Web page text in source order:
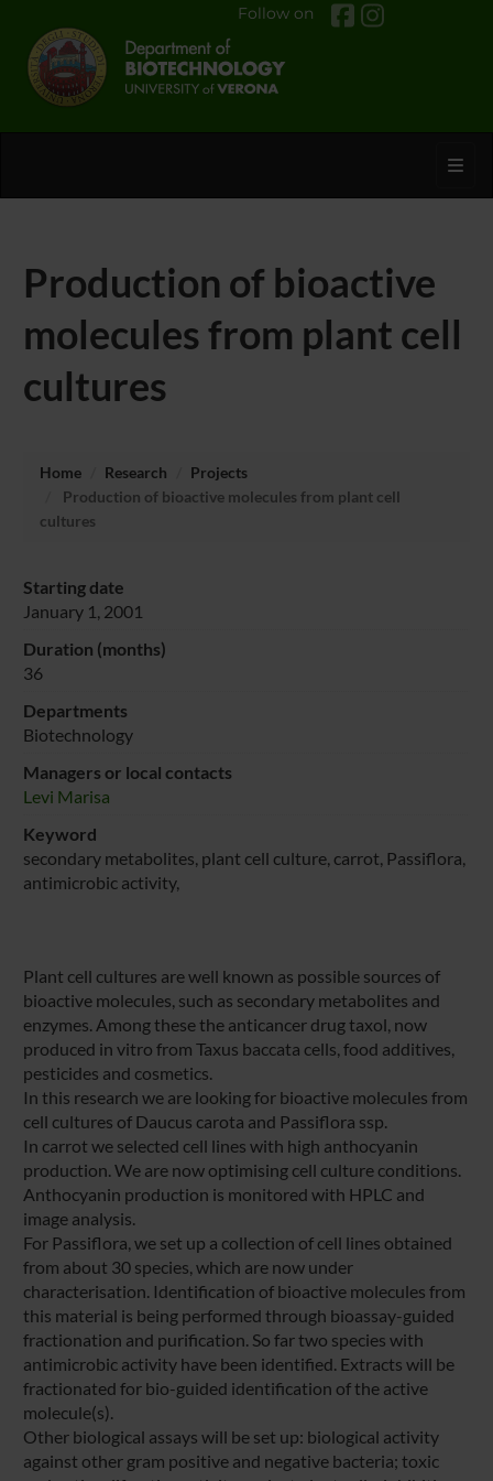
Follow on
Production of bioactive
molecules from plant cell
cultures
Home Research
Projects
Production of bioactive molecules from plant cell
cultures
Starting date
January 1, 2001
Duration (months)
36
Departments
Biotechnology
Managers or local contacts
Levi Marisa
Keyword
secondary metabolites, plant cell culture, carrot, Passiflora,
antimicrobic activity,
Plant cell cultures are well known as possible sources of
bioactive molecules, such as secondary metabolites and
enzymes. Among these the anticancer drug taxol, now
produced in vitro from Taxus baccata cells, food additives,
pesticides and cosmetics.
In this research we are looking for bioactive molecules from
cell cultures of Daucus carota and Passiflora ssp.
In carrot we selected cell lines with high anthocyanin
production. We are now optimising cell culture conditions.
Anthocyanin production is monitored with HPLC and
image analysis.
For Passiflora, we set up a collection of cell lines obtained
from about 30 species, which are now under
characterisation. Identification of bioactive molecules from
this material is being performed through bioassay-guided
fractionation and purification. So far two species with
antimicrobic activity have been identified. Extracts will be
fractionated for bio-guided identification of the active
molecule(s).
Other biological assays will be set up: biological activity
against other gram positive and negative bacteria; toxic